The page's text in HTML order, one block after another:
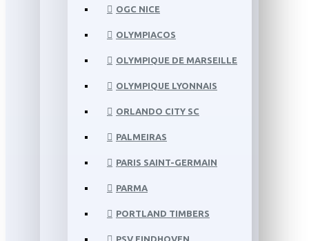
OGC NICE
OLYMPIACOS
OLYMPIQUE DE MARSEILLE
OLYMPIQUE LYONNAIS
ORLANDO CITY SC
PALMEIRAS
PARIS SAINT-GERMAIN
PARMA
PORTLAND TIMBERS
PSV EINDHOVEN